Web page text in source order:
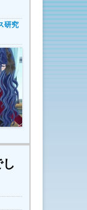
研究